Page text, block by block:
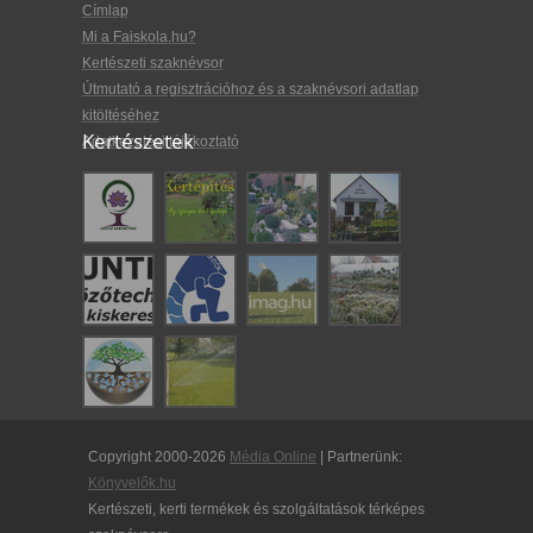
Címlap
Mi a Faiskola.hu?
Kertészeti szaknévsor
Útmutató a regisztrációhoz és a szaknévsori adatlap
kitöltéséhez
Adatkezelési tájékoztató
Kertészetek
Copyright 2000-2026 Média Online | Partnerünk:
Könyvelők.hu
Kertészeti, kerti termékek és szolgáltatások térképes